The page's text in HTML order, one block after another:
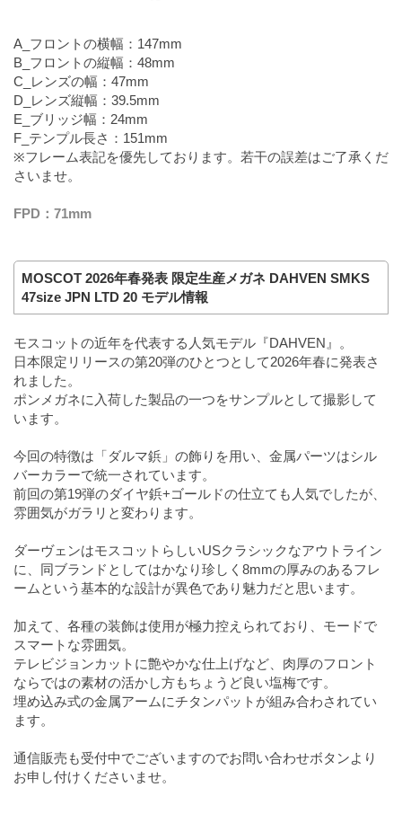
A_フロントの横幅：147mm
B_フロントの縦幅：48mm
C_レンズの幅：47mm
D_レンズ縦幅：39.5mm
E_ブリッジ幅：24mm
F_テンプル長さ：151mm
※フレーム表記を優先しております。若干の誤差はご了承くだ
さいませ。
FPD：71mm
MOSCOT 2026年春発表 限定生産メガネ DAHVEN SMKS
47size JPN LTD 20 モデル情報
モスコットの近年を代表する人気モデル『DAHVEN』。
日本限定リリースの第20弾のひとつとして2026年春に発表さ
れました。
ポンメガネに入荷した製品の一つをサンプルとして撮影して
います。
今回の特徴は「ダルマ鋲」の飾りを用い、金属パーツはシル
バーカラーで統一されています。
前回の第19弾のダイヤ鋲+ゴールドの仕立ても人気でしたが、
雰囲気がガラリと変わります。
ダーヴェンはモスコットらしいUSクラシックなアウトライン
に、同ブランドとしてはかなり珍しく8mmの厚みのあるフレ
ームという基本的な設計が異色であり魅力だと思います。
加えて、各種の装飾は使用が極力控えられており、モードで
スマートな雰囲気。
テレビジョンカットに艶やかな仕上げなど、肉厚のフロント
ならではの素材の活かし方もちょうど良い塩梅です。
埋め込み式の金属アームにチタンパットが組み合わされてい
ます。
通信販売も受付中でございますのでお問い合わせボタンより
お申し付けくださいませ。